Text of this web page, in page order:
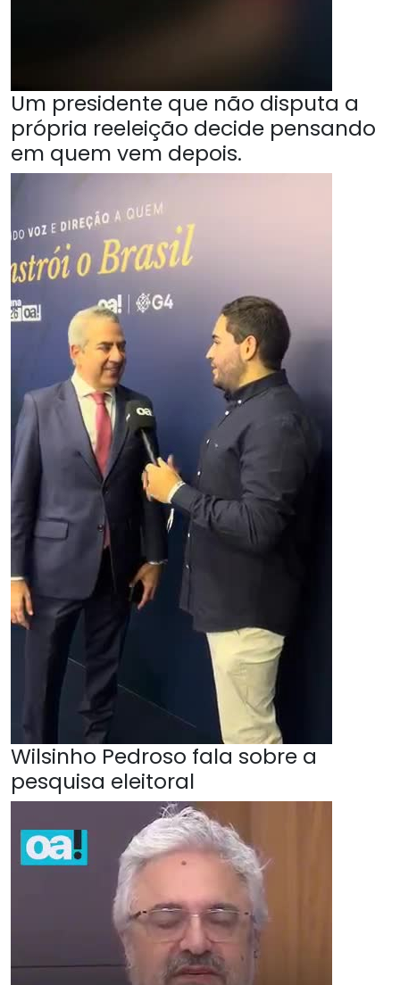
Um presidente que não disputa a
própria reeleição decide pensando
em quem vem depois.
Wilsinho Pedroso fala sobre a
pesquisa eleitoral